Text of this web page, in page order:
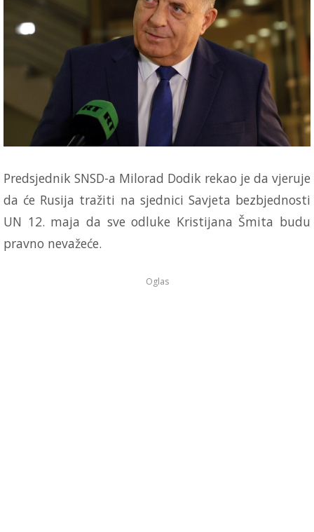
Predsjednik SNSD-a Milorad Dodik rekao je da vjeruje
da će Rusija tražiti na sjednici Savjeta bezbjednosti
UN 12. maja da sve odluke Kristijana Šmita budu
pravno nevažeće.
Oglas